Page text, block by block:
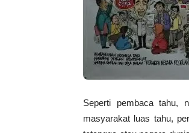
Seperti pembaca tahu,
masyarakat luas tahu,